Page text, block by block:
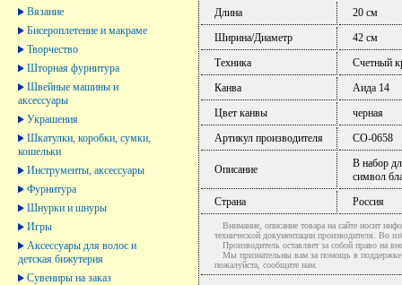
Вязание
Бисероплетение и макраме
Творчество
Шторная фурнитура
Швейные машины и
аксессуары
Украшения
Шкатулки, коробки, сумки,
кошельки
Инструменты, аксессуары
Фурнитура
Шнурки и шнуры
Игры
Аксессуары для волос и
детская бижутерия
Сувениры на заказ
Длина
20 см
Ширина/Диаметр
42 см
Техника
Счетный
Канва
Аида 14
Цвет канвы
черная
Артикул производителя
СО-0658
Описание
В набор
символ
Страна
Россия
Внимание, описание товара на сайте носит
технической документации производителя. Во
Производитель оставляет за собой право на
Мы признательны вам за помощь в поддержке
пожалуйста, сообщите нам.